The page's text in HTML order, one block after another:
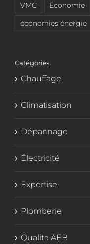
VMC
Économie
économies énergie
Catégories
Chauffage
Climatisation
Dépannage
Électricité
Expertise
Plomberie
Qualite AEB